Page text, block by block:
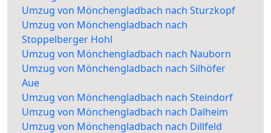
Umzug von Mönchengladbach nach Sturzkopf
Umzug von Mönchengladbach nach
Stoppelberger Hohl
Umzug von Mönchengladbach nach Nauborn
Umzug von Mönchengladbach nach Silhöfer
Aue
Umzug von Mönchengladbach nach Steindorf
Umzug von Mönchengladbach nach Dalheim
Umzug von Mönchengladbach nach Dillfeld